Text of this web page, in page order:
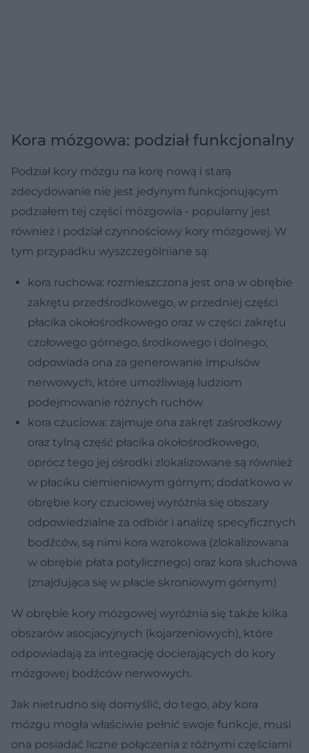
Kora mózgowa: podział funkcjonalny
Podział kory mózgu na korę nową i starą
zdecydowanie nie jest jedynym funkcjonującym
podziałem tej części mózgowia - popularny jest
również i podział czynnościowy kory mózgowej. W
tym przypadku wyszczególniane są:
kora ruchowa: rozmieszczona jest ona w obrębie
zakrętu przedśrodkowego, w przedniej części
płacika okołośrodkowego oraz w części zakrętu
czołowego górnego, środkowego i dolnego;
odpowiada ona za generowanie impulsów
nerwowych, które umożliwiają ludziom
podejmowanie różnych ruchów
kora czuciowa: zajmuje ona zakręt zaśrodkowy
oraz tylną część płacika okołośrodkowego,
oprócz tego jej ośrodki zlokalizowane są również
w płaciku ciemieniowym górnym; dodatkowo w
obrębie kory czuciowej wyróżnia się obszary
odpowiedzialne za odbiór i analizę specyficznych
bodźców, są nimi kora wzrokowa (zlokalizowana
w obrębie płata potylicznego) oraz kora słuchowa
(znajdująca się w płacie skroniowym górnym)
W obrębie kory mózgowej wyróżnia się także kilka
obszarów asocjacyjnych (kojarzeniowych), które
odpowiadają za integrację docierających do kory
mózgowej bodźców nerwowych.
Jak nietrudno się domyślić, do tego, aby kora
mózgu mogła właściwie pełnić swoje funkcje, musi
ona posiadać liczne połączenia z różnymi częściami